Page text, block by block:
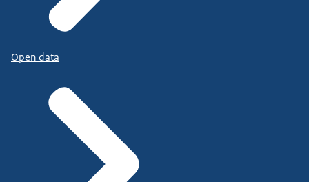
Open data